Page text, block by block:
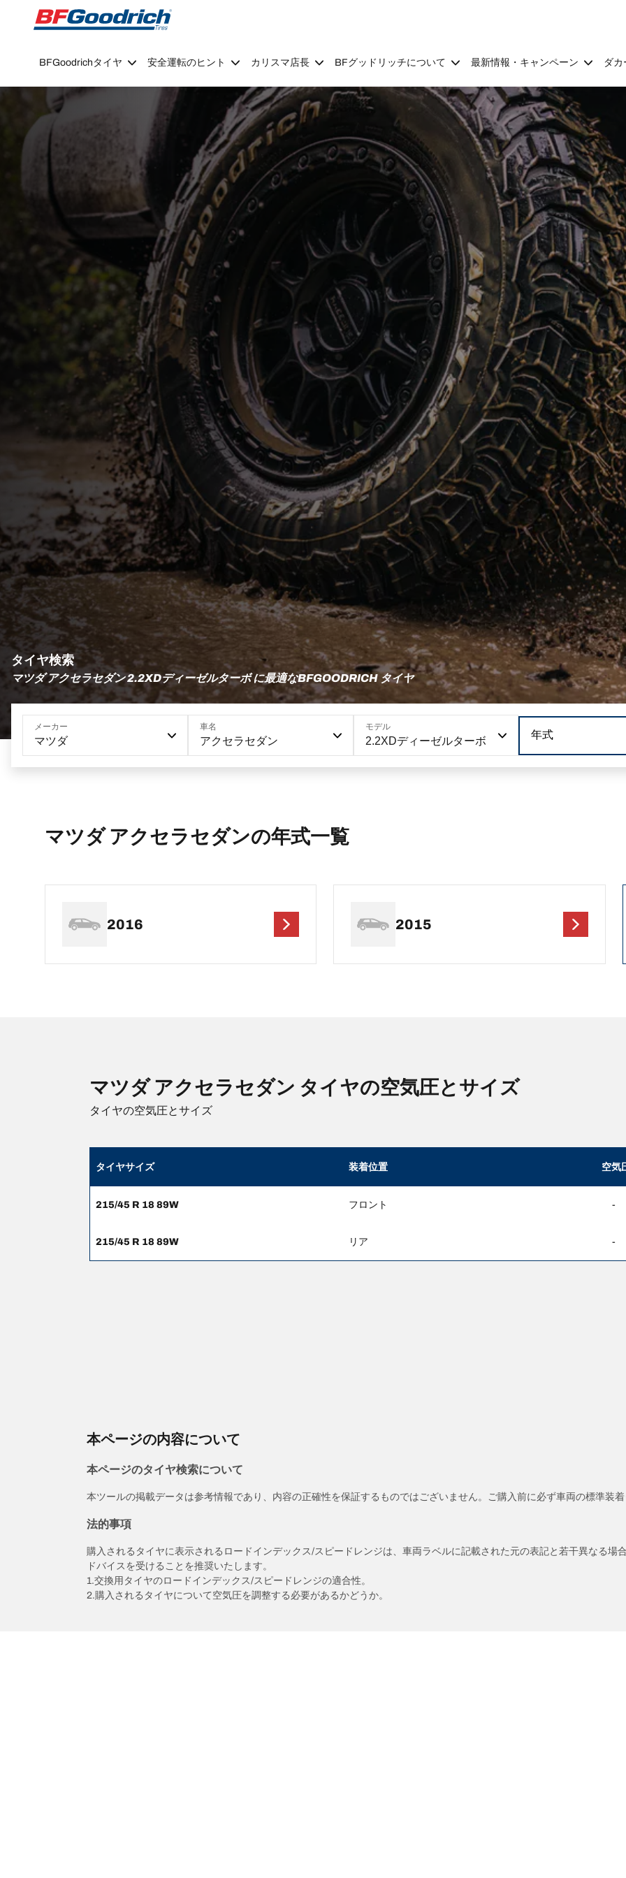
Go to page content Go to page navigation
BFGoodrichタイヤ 安全運転のヒント カリスマ店長 BFグッドリッチについて 最新情報・キャンペーン ダ
タイヤ検索
マツダ アクセラセダン 2.2XDディーゼルターボ に最適なBFGOODRICH タイヤ
メーカー
マツダ
車名
アクセラセダン
モデル
2.2XDディーゼルターボ
年式
マツダ アクセラセダンの年式一覧
2016 2015
マツダ アクセラセダン タイヤの空気圧とサイズ
タイヤの空気圧とサイズ
タイヤサイズ 装着位置 空気
215/45 R 18 89W フロント -
215/45 R 18 89W リア -
本ページの内容について
本ページのタイヤ検索について
本ツールの掲載データは参考情報であり、内容の正確性を保証するものではございません。ご購入前に必ず車両の標準装
法的事項
購入されるタイヤに表示されるロードインデックス/スピードレンジは、車両ラベルに記載された元の表記と若干異なる場
ドバイスを受けることを推奨いたします。
1.交換用タイヤのロードインデックス/スピードレンジの適合性。
2.購入されるタイヤについて空気圧を調整する必要があるかどうか。